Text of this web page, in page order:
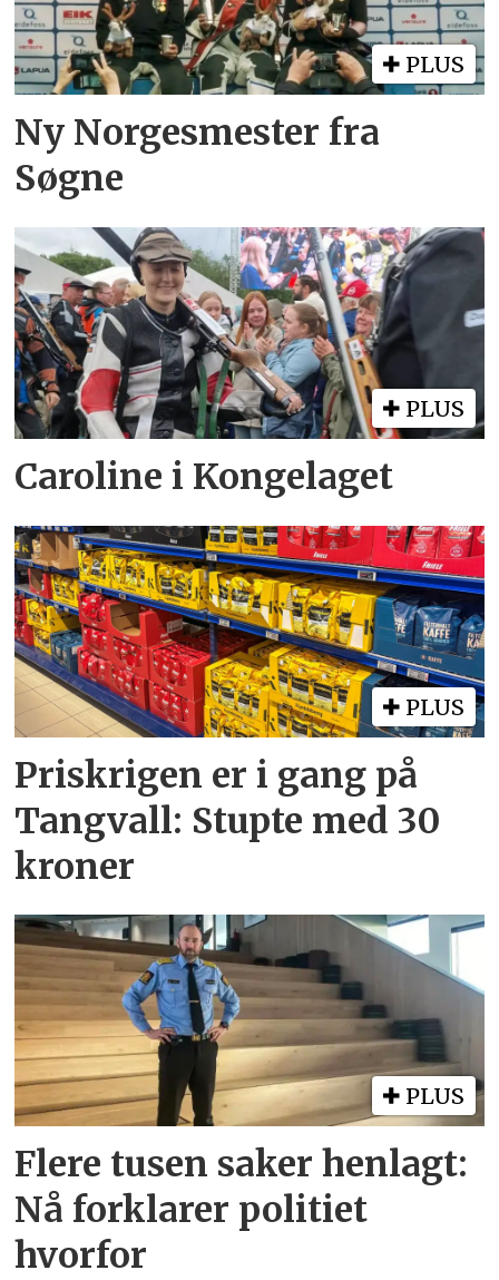
PLUS
Ny Norgesmester fra
Søgne
PLUS
Caroline i Kongelaget
PLUS
Priskrigen er i gang på
Tangvall: Stupte med 30
kroner
PLUS
Flere tusen saker henlagt:
Nå forklarer politiet
hvorfor